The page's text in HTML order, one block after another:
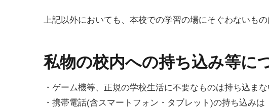
上記以外においても、本校での学習の場にそぐわないも
私物の校内への持ち込み等に
・ゲーム機等、正規の学校生活に不要なものは持ち込ま
・携帯電話(含スマートフォン・タブレット)の持ち込み